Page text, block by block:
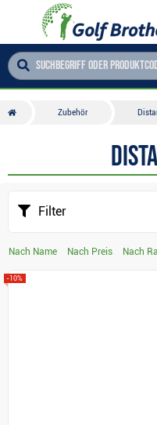
Zubehör
Filter
Nach Name Nach Preis Nach
-10%